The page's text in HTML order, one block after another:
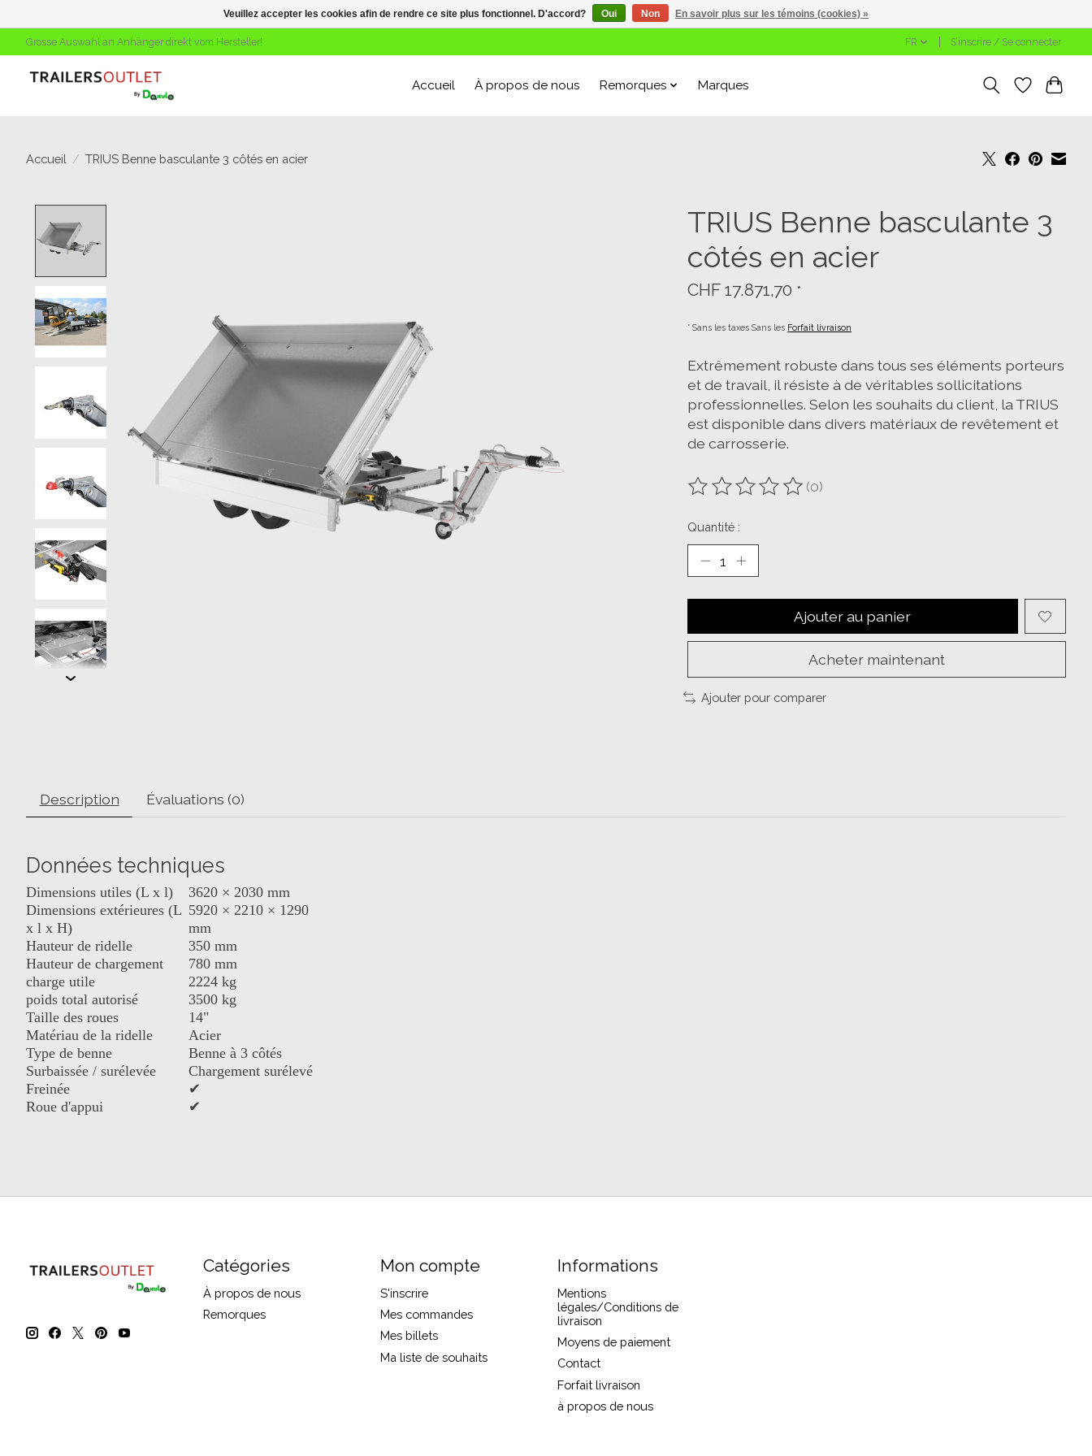
Grosse Auswahl an Anhänger direkt vom Hersteller! FR S’inscrire / Se connecter
Accueil À propos de nous Remorques Marques
Accueil / TRIUS Benne basculante 3 côtés en acier
TRIUS Benne basculante 3
côtés en acier
CHF 17.871,70 *
* Sans les taxes Sans les Forfait livraison
Extrêmement robuste dans tous ses éléments porteurs
et de travail, il résiste à de véritables sollicitations
professionnelles. Selon les souhaits du client, la TRIUS
est disponible dans divers matériaux de revêtement et
de carrosserie.
Ce produit est évalué à
(0)
Quantité :
Ajouter au panier
Acheter maintenant
Ajouter pour comparer
Description Évaluations (0)
Données techniques
Dimensions utiles (L x l)
3620 × 2030 mm
Dimensions extérieures (L
x l x H)
5920 × 2210 × 1290
mm
Hauteur de ridelle
350 mm
Hauteur de chargement
780 mm
charge utile
2224 kg
poids total autorisé
3500 kg
Taille des roues
14"
Matériau de la ridelle
Acier
Type de benne
Benne à 3 côtés
Surbaissée / surélevée
Chargement surélevé
Freinée
✔
Roue d'appui
✔
Catégories
À propos de nous
Remorques
Mon compte
S'inscrire
Mes commandes
Mes billets
Ma liste de souhaits
Informations
Mentions
légales/Conditions de
livraison
Moyens de paiement
Contact
Forfait livraison
à propos de nous
Veuillez accepter les cookies afin de rendre ce site plus fonctionnel. D'accord? Oui Non En savoir plus sur les témoins (cookies) »